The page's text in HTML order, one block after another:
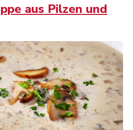
aus Pilzen und